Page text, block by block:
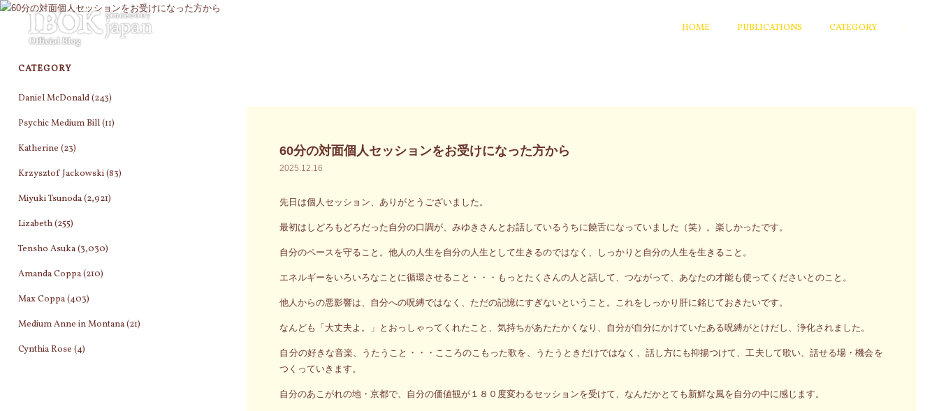
コ
HOME PUBLICATIONS CATEGORY
60分の対面個人セッションをお受けになった方から
2025.12.16
先日は個人セッション、ありがとうございました。
最初はしどろもどろだった自分の口調が、みゆきさんとお話しているうちに饒舌になっていました（笑）。楽しかったです。
自分のペースを守ること。他人の人生を自分の人生として生きるのではなく、しっかりと自分の人生を生きること。
エネルギーをいろいろなことに循環させること・・・もっとたくさんの人と話して、つながって、あなたの才能も使ってくださいとのこと。
他人からの悪影響は、自分への呪縛ではなく、ただの記憶にすぎないということ。これをしっかり肝に銘じておきたいです。
なんども「大丈夫よ。」とおっしゃってくれたこと、気持ちがあたたかくなり、自分が自分にかけていたある呪縛がとけだし、浄化されました。
自分の好きな音楽、うたうこと・・・こころのこもった歌を、うたうときだけではなく、話し方にも抑揚つけて、工夫して歌い、話せる場・機会を
つくっていきます。
自分のあこがれの地・京都で、自分の価値観が１８０度変わるセッションを受けて、なんだかとても新鮮な風を自分の中に感じます。
CATEGORY
Daniel McDonald(243)
Psychic Medium Bill(11)
Katherine (23)
Krzysztof Jackowski(83)
Miyuki Tsunoda(2,921)
Lizabeth(255)
Tensho Asuka(3,030)
Amanda Coppa(210)
Max Coppa(403)
Medium Anne in Montana(21)
Cynthia Rose (4)